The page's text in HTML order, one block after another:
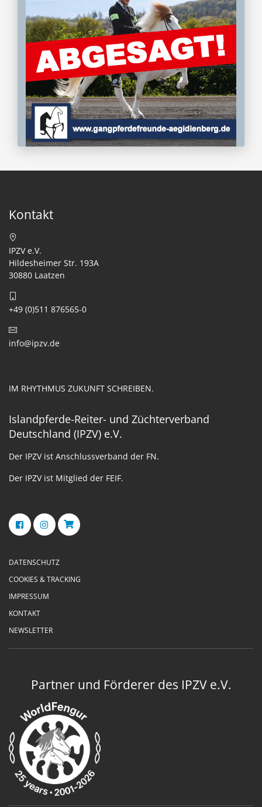
Kontakt
IPZV e.V.
Hildesheimer Str. 193A
30880 Laatzen
+49 (0)511 876565-0
info@ipzv.de
IM RHYTHMUS ZUKUNFT SCHREIBEN.
Islandpferde-Reiter- und Züchterverband
Deutschland (IPZV) e.V.
Der IPZV ist Anschlussverband der FN.
Der IPZV ist Mitglied der FEIF.
DATENSCHUTZ
COOKIES & TRACKING
IMPRESSUM
KONTAKT
NEWSLETTER
Partner und Förderer des IPZV e.V.